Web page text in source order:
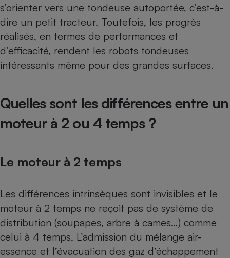
s’orienter vers une tondeuse autoportée, c’est-à-
dire un petit tracteur. Toutefois, les progrès
réalisés, en termes de performances et
d’efficacité, rendent les robots tondeuses
intéressants même pour des grandes surfaces.
Quelles sont les différences entre un
moteur à 2 ou 4 temps ?
Le moteur à 2 temps
Les différences intrinsèques sont invisibles et le
moteur à 2 temps ne reçoit pas de système de
distribution (soupapes, arbre à cames…) comme
celui à 4 temps. L’admission du mélange air-
essence et l’évacuation des gaz d’échappement